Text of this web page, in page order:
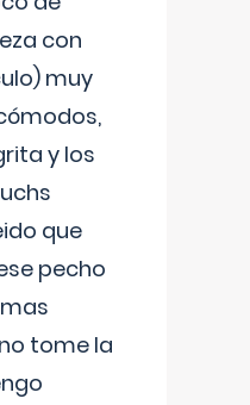
con
muy
y los
que
pecho
tome la